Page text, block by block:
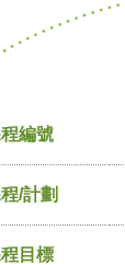
編號
/計劃
目標